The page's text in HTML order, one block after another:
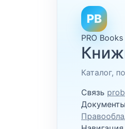
PB
PRO Books
Каталог,
Связь
Документы